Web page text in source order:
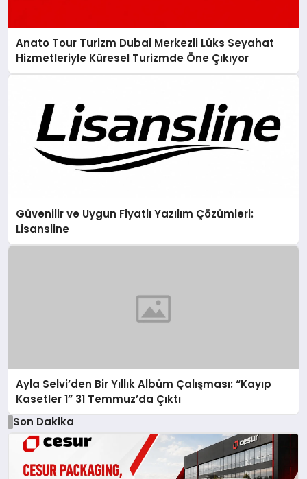
Anato Tour Turizm Dubai Merkezli Lüks Seyahat
Hizmetleriyle Küresel Turizmde Öne Çıkıyor
Güvenilir ve Uygun Fiyatlı Yazılım Çözümleri:
Lisansline
Ayla Selvi’den Bir Yıllık Albüm Çalışması: “Kayıp
Kasetler 1” 31 Temmuz’da Çıktı
Son Dakika